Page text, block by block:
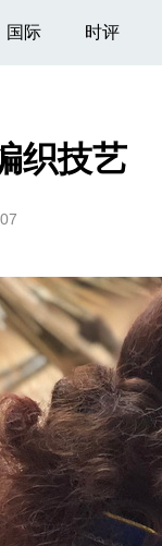
国际 时评
织技艺